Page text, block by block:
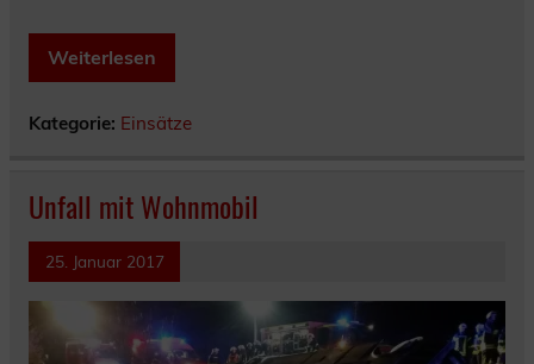
Weiterlesen
Kategorie: Einsätze
Unfall mit Wohnmobil
25. Januar 2017